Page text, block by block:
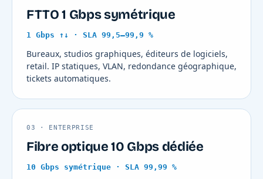
FTTO 1 Gbps symétrique
1 Gbps ↑↓ · SLA 99,5–99,9 %
Bureaux, studios graphiques, éditeurs de logiciels,
retail. IP statiques, VLAN, redondance géographique,
tickets automatiques.
03 · ENTERPRISE
Fibre optique 10 Gbps dédiée
10 Gbps symétrique · SLA 99,99 %